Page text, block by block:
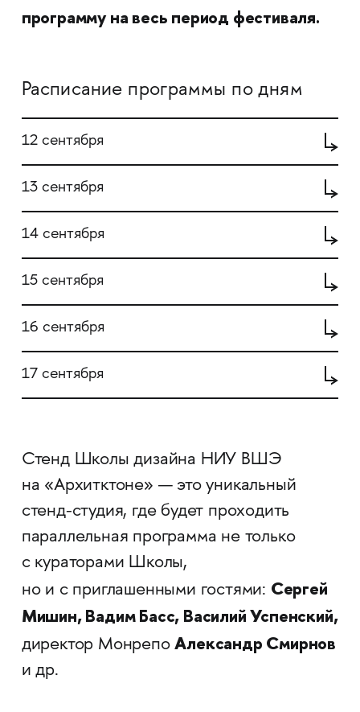
программу на весь период фестиваля.
Расписание программы по дням
12 сентября
13 сентября
14 сентября
15 сентября
16 сентября
17 сентября
Стенд Школы дизайна НИУ ВШЭ
на «Архитктоне» — это уникальный
стенд-студия, где будет проходить
параллельная программа не только
с кураторами Школы,
но и с приглашенными гостями: Сергей
Мишин, Вадим Басс, Василий Успенский,
директор МонрепоАлександр Смирнов
и др.